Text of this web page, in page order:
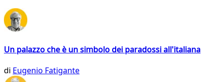
Un palazzo che è un simbolo dei paradossi all'italiana
di Eugenio Fatigante